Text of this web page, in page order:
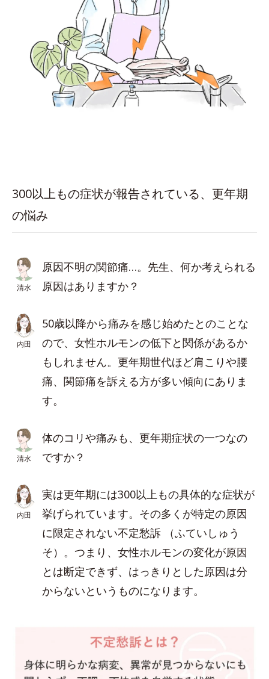
300以上もの症状が報告されている、更年期
の悩み
清水
原因不明の関節痛…。先生、何か考えられる
原因はありますか？
内田
50歳以降から痛みを感じ始めたとのことな
ので、女性ホルモンの低下と関係があるか
もしれません。更年期世代ほど肩こりや腰
痛、関節痛を訴える方が多い傾向にありま
す。
清水
体のコリや痛みも、更年期症状の一つなの
ですか？
内田
実は更年期には300以上もの具体的な症状が
挙げられています。その多くが特定の原因
に限定されない不定愁訴 （ふていしゅう
そ）。つまり、女性ホルモンの変化が原因
とは断定できず、はっきりとした原因は分
からないというものになります。